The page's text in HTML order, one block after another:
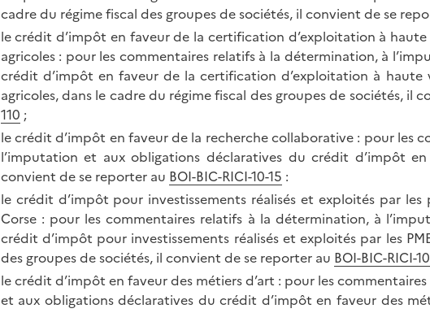
cadre du régime fiscal des groupes de sociétés, il convient de se
le crédit d’impôt en faveur de la certification d’exploitation à
agricoles : pour les commentaires relatifs à la détermination, à
crédit d’impôt en faveur de la certification d’exploitation à haute
agricoles, dans le cadre du régime fiscal des groupes de sociétés, il
110 ;
le crédit d’impôt en faveur de la recherche collaborative : pour les
l’imputation et aux obligations déclaratives du crédit d’impôt
convient de se reporter au BOI-BIC-RICI-10-15 :
le crédit d’impôt pour investissements réalisés et exploités par
Corse : pour les commentaires relatifs à la détermination, à
crédit d’impôt pour investissements réalisés et exploités par les
des groupes de sociétés, il convient de se reporter au BOI-BIC-RICI-
le crédit d’impôt en faveur des métiers d’art : pour les
et aux obligations déclaratives du crédit d’impôt en faveur des